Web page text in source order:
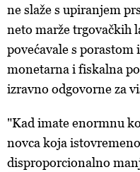
ne slaže s upiranjem
neto marže trgovačkih
povećavale s porastom
monetarna i fiskalna
izravno odgovorne za
"Kad imate enormnu
novca koja
disproporcionalno